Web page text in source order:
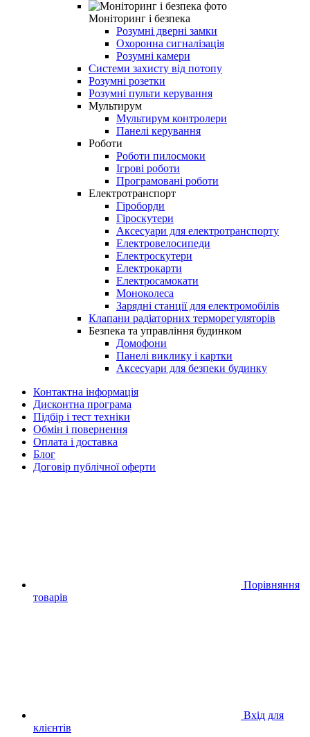
Моніторинг і безпека
Розумні дверні замки
Охоронна сигналізація
Розумні камери
Системи захисту від потопу
Розумні розетки
Розумні пульти керування
Мультирум
Мультирум контролери
Панелі керування
Роботи
Роботи пилосмоки
Ігрові роботи
Програмовані роботи
Електротранспорт
Гіроборди
Гіроскутери
Аксесуари для електротранспорту
Електровелосипеди
Електроскутери
Електрокарти
Електросамокати
Моноколеса
Зарядні станції для електромобілів
Клапани радіаторних терморегуляторів
Безпека та управління будинком
Домофони
Панелі виклику і картки
Аксесуари для безпеки будинку
Контактна інформація
Дисконтна програма
Підбір і тест техніки
Обмін і повернення
Оплата і доставка
Блог
Договір публічної оферти
Порівняння
товарів
Вхід для
клієнтів